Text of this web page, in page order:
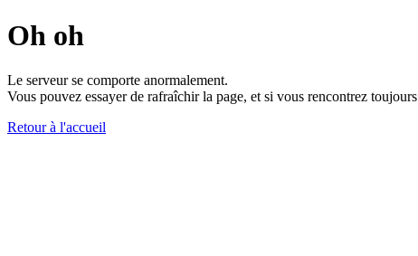
Oh oh
Le serveur se comporte anormalement.
Vous pouvez essayer de rafraîchir la page, et si vous rencontrez
Retour à l'accueil